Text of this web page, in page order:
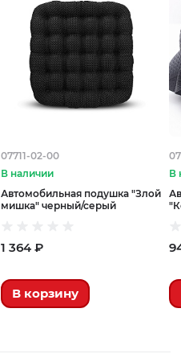
07711-02-00
В наличии
Автомобильная подушка "Злой
мишка" черный/серый
1 364 ₽
В корзину
В